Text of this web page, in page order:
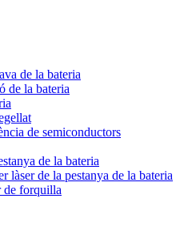
de la bateria
de la bateria
de semiconductors
de la bateria
làser de la pestanya de la bateria
de forquilla